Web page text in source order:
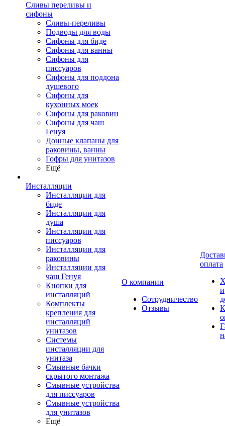
Сливы переливы и
сифоны
Сливы-переливы
Подводы для воды
Сифоны для биде
Сифоны для ванны
Сифоны для
писсуаров
Сифоны для поддона
душевого
Сифоны для
кухонных моек
Сифоны для раковин
Сифоны для чаш
Генуя
Донные клапаны для
раковины, ванны
Гофры для унитазов
Ещё
Инсталляции
Инсталляции для
биде
Инсталляции для
душа
Инсталляции для
писсуаров
Инсталляции для
раковины
Инсталляции для
чаш Генуя
Кнопки для
инсталляций
Комплекты
крепления для
инсталляций
унитазов
Системы
инсталляции для
унитаза
Смывные бачки
скрытого монтажа
Смывные устройства
для писсуаров
Смывные устройства
для унитазов
Ещё
О компании
Сотрудничество
Отзывы
оплата
и